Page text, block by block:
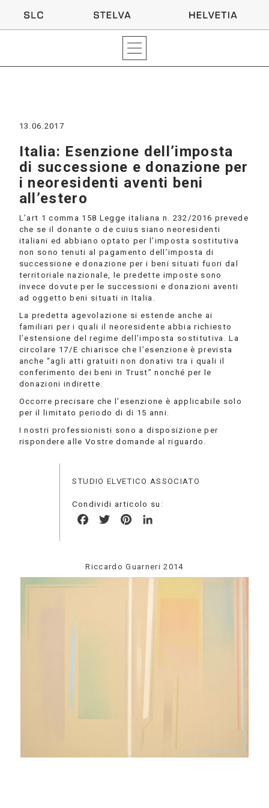
13.06.2017
Italia: Esenzione dell’imposta
di successione e donazione per
i neoresidenti aventi beni
all’estero
L’art 1 comma 158 Legge italiana n. 232/2016 prevede
che se il donante o de cuius siano neoresidenti
italiani ed abbiano optato per l’imposta sostitutiva
non sono tenuti al pagamento dell’imposta di
successione e donazione per i beni situati fuori dal
territoriale nazionale, le predette imposte sono
invece dovute per le successioni e donazioni aventi
ad oggetto beni situati in Italia.
La predetta agevolazione si estende anche ai
familiari per i quali il neoresidente abbia richiesto
l’estensione del regime dell’imposta sostitutiva. La
circolare 17/E chiarisce che l’esenzione è prevista
anche “agli atti gratuiti non donativi tra i quali il
conferimento dei beni in Trust” nonché per le
donazioni indirette.
Occorre precisare che l’esenzione è applicabile solo
per il limitato periodo di di 15 anni.
I nostri professionisti sono a disposizione per
rispondere alle Vostre domande al riguardo.
STUDIO ELVETICO ASSOCIATO
Condividi articolo su:
FacebookTwitterPinterest
Riccardo Guarneri 2014